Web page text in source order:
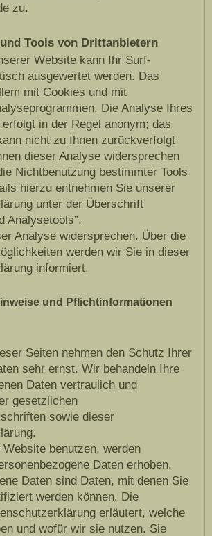
zu.
Tools von Drittanbietern
Website kann Ihr Surf-
ausgewertet werden. Das
mit Cookies und mit
Die Analyse Ihres
in der Regel anonym; das
nicht zu Ihnen zurückverfolgt
dieser Analyse widersprechen
Nichtbenutzung bestimmter Tools
hierzu entnehmen Sie unserer
unter der Überschrift
Analysetools”.
Analyse widersprechen. Über die
werden wir Sie in dieser
informiert.
und Pflichtinformationen
Seiten nehmen den Schutz Ihrer
sehr ernst. Wir behandeln Ihre
Daten vertraulich und
gesetzlichen
sowie dieser
benutzen, werden
Daten erhoben.
Daten sind Daten, mit denen Sie
werden können. Die
erläutert, welche
und wofür wir sie nutzen. Sie